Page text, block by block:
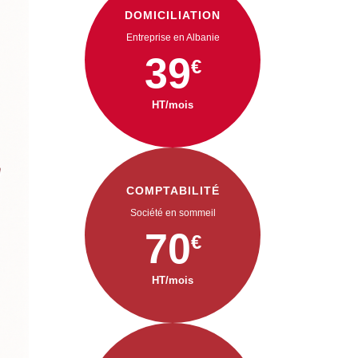
DOMICILIATION
Entreprise en Albanie
39€
HT/mois
COMPTABILITÉ
Société en sommeil
70€
HT/mois